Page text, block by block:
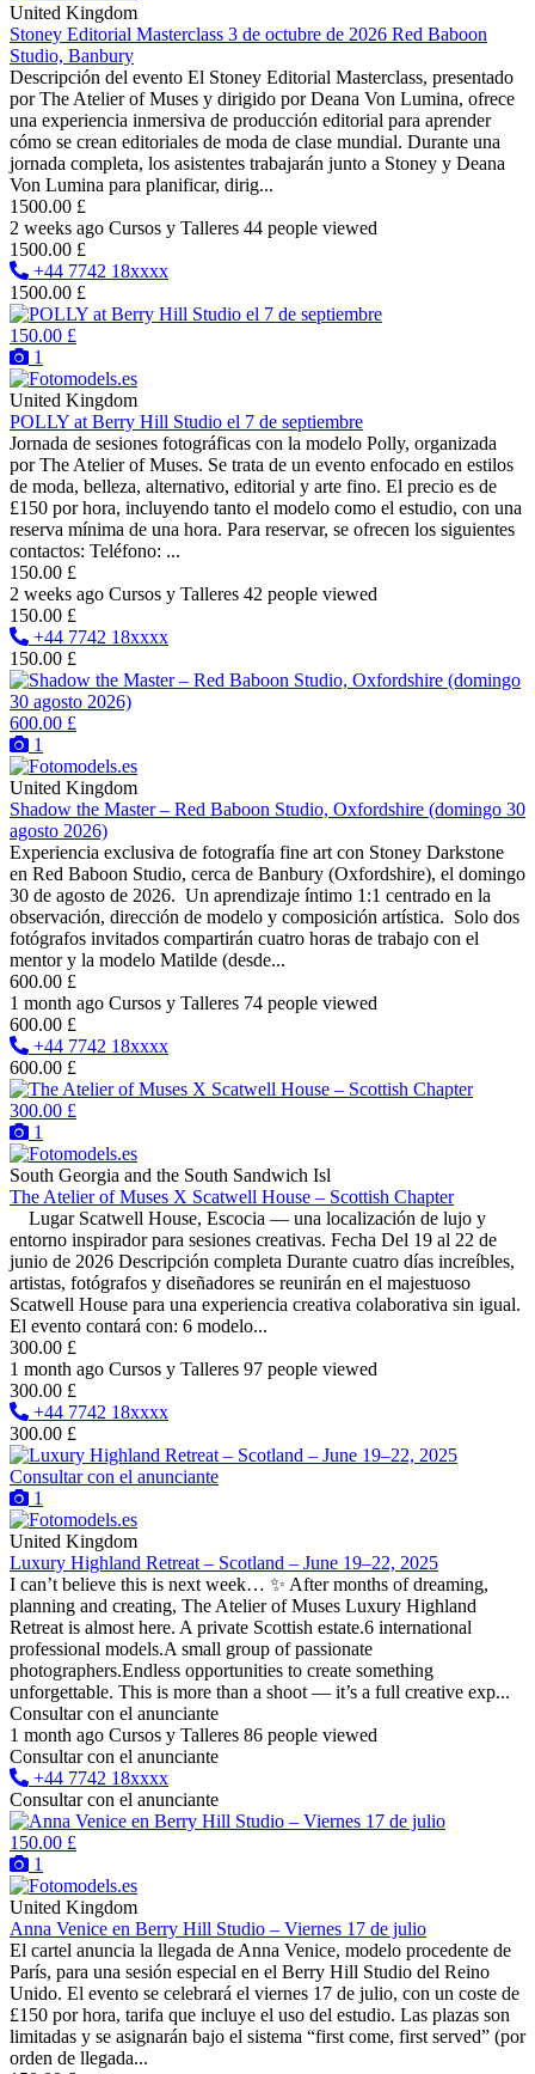
United Kingdom
Stoney Editorial Masterclass 3 de octubre de 2026 Red Baboon
Studio, Banbury
Descripción del evento El Stoney Editorial Masterclass, presentado
por The Atelier of Muses y dirigido por Deana Von Lumina, ofrece
una experiencia inmersiva de producción editorial para aprender
cómo se crean editoriales de moda de clase mundial. Durante una
jornada completa, los asistentes trabajarán junto a Stoney y Deana
Von Lumina para planificar, dirig...
1500.00 £
2 weeks ago Cursos y Talleres 44 people viewed
1500.00 £
+44 7742 18xxxx
1500.00 £
150.00 £
1
United Kingdom
POLLY at Berry Hill Studio el 7 de septiembre
Jornada de sesiones fotográficas con la modelo Polly, organizada
por The Atelier of Muses. Se trata de un evento enfocado en estilos
de moda, belleza, alternativo, editorial y arte fino. El precio es de
£150 por hora, incluyendo tanto el modelo como el estudio, con una
reserva mínima de una hora. Para reservar, se ofrecen los siguientes
contactos: Teléfono: ...
150.00 £
2 weeks ago Cursos y Talleres 42 people viewed
150.00 £
+44 7742 18xxxx
150.00 £
600.00 £
1
United Kingdom
Shadow the Master – Red Baboon Studio, Oxfordshire (domingo 30
agosto 2026)
Experiencia exclusiva de fotografía fine art con Stoney Darkstone
en Red Baboon Studio, cerca de Banbury (Oxfordshire), el domingo
30 de agosto de 2026. Un aprendizaje íntimo 1:1 centrado en la
observación, dirección de modelo y composición artística. Solo dos
fotógrafos invitados compartirán cuatro horas de trabajo con el
mentor y la modelo Matilde (desde...
600.00 £
1 month ago Cursos y Talleres 74 people viewed
600.00 £
+44 7742 18xxxx
600.00 £
300.00 £
1
South Georgia and the South Sandwich Isl
The Atelier of Muses X Scatwell House – Scottish Chapter
Lugar Scatwell House, Escocia — una localización de lujo y
entorno inspirador para sesiones creativas. Fecha Del 19 al 22 de
junio de 2026 Descripción completa Durante cuatro días increíbles,
artistas, fotógrafos y diseñadores se reunirán en el majestuoso
Scatwell House para una experiencia creativa colaborativa sin igual.
El evento contará con: 6 modelo...
300.00 £
1 month ago Cursos y Talleres 97 people viewed
300.00 £
+44 7742 18xxxx
300.00 £
Consultar con el anunciante
1
United Kingdom
Luxury Highland Retreat – Scotland – June 19–22, 2025
I can’t believe this is next week… ✨ After months of dreaming,
planning and creating, The Atelier of Muses Luxury Highland
Retreat is almost here. A private Scottish estate.6 international
professional models.A small group of passionate
photographers.Endless opportunities to create something
unforgettable. This is more than a shoot — it’s a full creative exp...
Consultar con el anunciante
1 month ago Cursos y Talleres 86 people viewed
Consultar con el anunciante
+44 7742 18xxxx
Consultar con el anunciante
150.00 £
1
United Kingdom
Anna Venice en Berry Hill Studio – Viernes 17 de julio
El cartel anuncia la llegada de Anna Venice, modelo procedente de
París, para una sesión especial en el Berry Hill Studio del Reino
Unido. El evento se celebrará el viernes 17 de julio, con un coste de
£150 por hora, tarifa que incluye el uso del estudio. Las plazas son
limitadas y se asignarán bajo el sistema “first come, first served” (por
orden de llegada...